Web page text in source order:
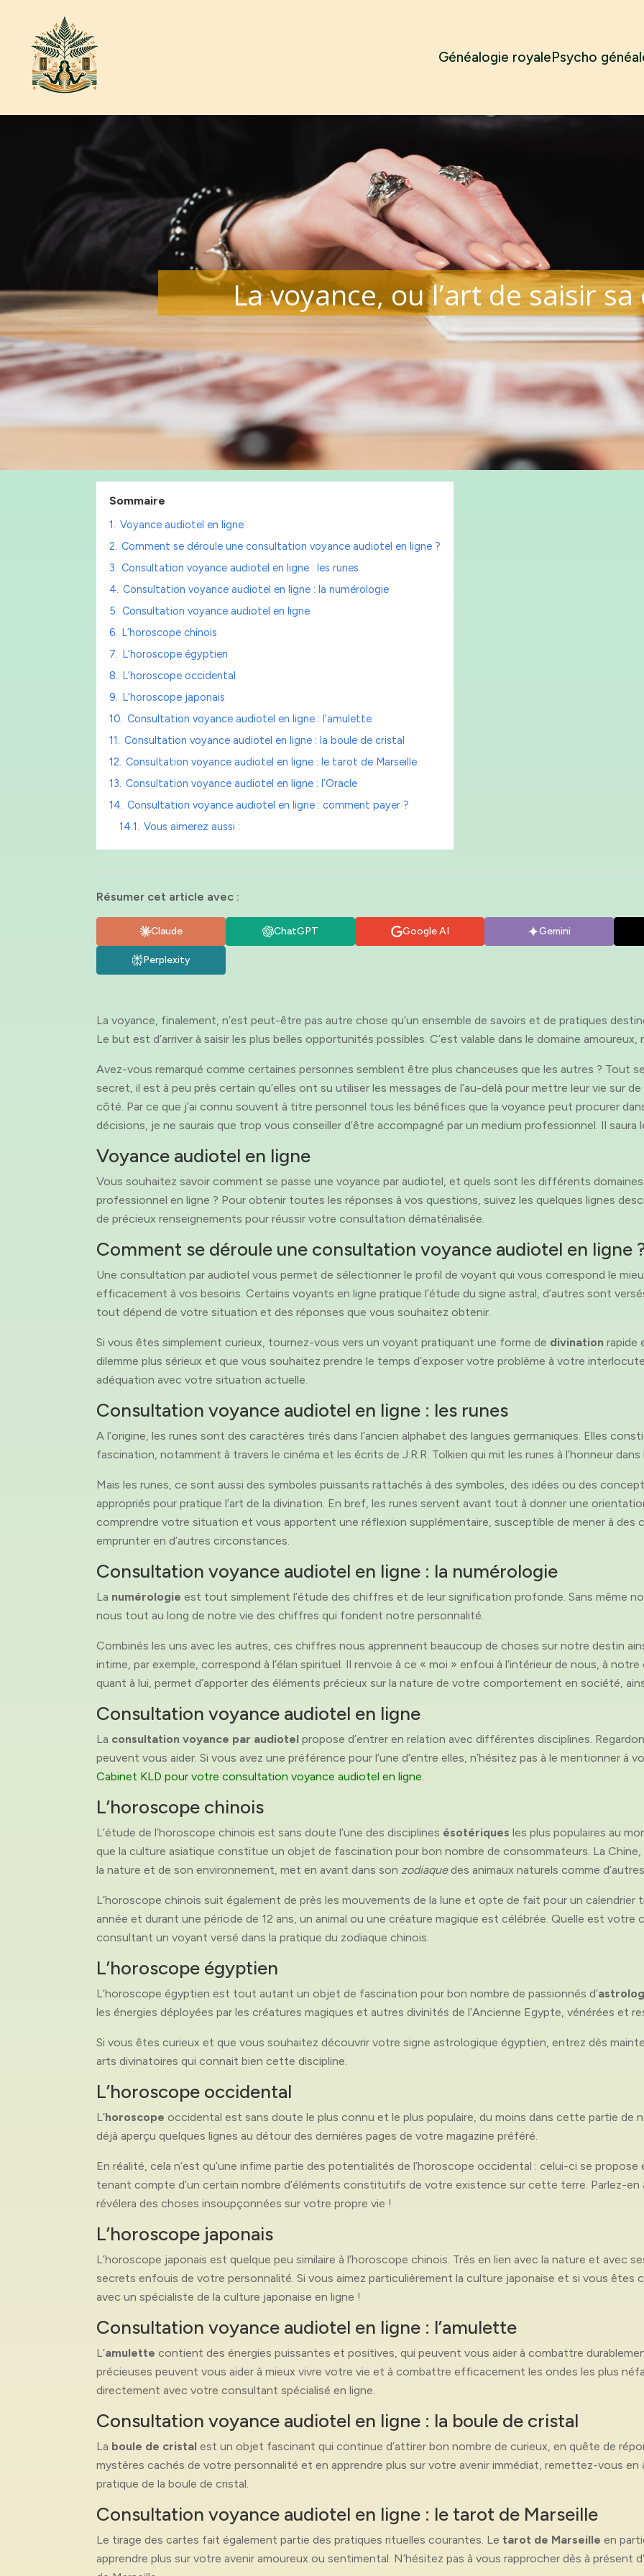
Généalogie royalePsycho
La voyance, ou l’art de saisir
Sommaire
1.
Voyance audiotel en ligne
2. Comment se déroule une consultation voyance audiotel en ligne ?
3. Consultation voyance audiotel en ligne : les runes
4. Consultation voyance audiotel en ligne : la numérologie
5. Consultation voyance audiotel en ligne
6. L’horoscope chinois
7.
L’horoscope égyptien
8.
L’horoscope occidental
9.
L’horoscope japonais
10. Consultation voyance audiotel en ligne : l’amulette
11.
Consultation voyance audiotel en ligne : la boule de cristal
12. Consultation voyance audiotel en ligne : le tarot de Marseille
13. Consultation voyance audiotel en ligne : l’Oracle
14. Consultation voyance audiotel en ligne : comment payer ?
14.1.
Vous aimerez aussi :
Résumer cet article avec :
Claude ChatGPT Google AI Gemini
Perplexity
La voyance, finalement, n’est peut-être pas autre chose qu’un ensemble de savoirs et de pratiques
Le but est d’arriver à saisir les plus belles opportunités possibles. C’est valable dans le domaine
Avez-vous remarqué comme certaines personnes semblent être plus chanceuses que les autres ? Tout
secret, il est à peu près certain qu’elles ont su utiliser les messages de l’au-delà pour mettre leur vie sur
côté. Par ce que j’ai connu souvent à titre personnel tous les bénéfices que la voyance peut procurer
décisions, je ne saurais que trop vous conseiller d’être accompagné par un medium professionnel. Il
Voyance audiotel en ligne
Vous souhaitez savoir comment se passe une voyance par audiotel, et quels sont les différents
professionnel en ligne ? Pour obtenir toutes les réponses à vos questions, suivez les quelques lignes
de précieux renseignements pour réussir votre consultation dématérialisée.
Comment se déroule une consultation voyance audiotel en ligne
Une consultation par audiotel vous permet de sélectionner le profil de voyant qui vous correspond le
efficacement à vos besoins. Certains voyants en ligne pratique l’étude du signe astral, d’autres sont
tout dépend de votre situation et des réponses que vous souhaitez obtenir.
Si vous êtes simplement curieux, tournez-vous vers un voyant pratiquant une forme de divinationrapide
dilemme plus sérieux et que vous souhaitez prendre le temps d’exposer votre problème à votre
adéquation avec votre situation actuelle.
Consultation voyance audiotel en ligne : les runes
A l’origine, les runes sont des caractères tirés dans l’ancien alphabet des langues germaniques. Elles
fascination, notamment à travers le cinéma et les écrits de J.R.R. Tolkien qui mit les runes à l’honneur
Mais les runes, ce sont aussi des symboles puissants rattachés à des symboles, des idées ou des
appropriés pour pratique l’art de la divination. En bref, les runes servent avant tout à donner une
comprendre votre situation et vous apportent une réflexion supplémentaire, susceptible de mener à des
emprunter en d’autres circonstances.
Consultation voyance audiotel en ligne : la numérologie
La numérologie est tout simplement l’étude des chiffres et de leur signification profonde. Sans même
nous tout au long de notre vie des chiffres qui fondent notre personnalité.
Combinés les uns avec les autres, ces chiffres nous apprennent beaucoup de choses sur notre destin
intime, par exemple, correspond à l’élan spirituel. Il renvoie à ce « moi » enfoui à l’intérieur de nous, à
quant à lui, permet d’apporter des éléments précieux sur la nature de votre comportement en société,
Consultation voyance audiotel en ligne
La consultation voyance par audiotel propose d’entrer en relation avec différentes disciplines.
peuvent vous aider. Si vous avez une préférence pour l’une d’entre elles, n’hésitez pas à le mentionner à
Cabinet KLD pour votre consultation voyance audiotel en ligne
L’horoscope chinois
L’étude de l’horoscope chinois est sans doute l’une des disciplines ésotériquesles plus populaires au
que la culture asiatique constitue un objet de fascination pour bon nombre de consommateurs. La
la nature et de son environnement, met en avant dans son zodiaquedes animaux naturels comme
L’horoscope chinois suit également de près les mouvements de la lune et opte de fait pour un
année et durant une période de 12 ans, un animal ou une créature magique est célébrée. Quelle est votre
consultant un voyant versé dans la pratique du zodiaque chinois.
L’horoscope égyptien
L’horoscope égyptien est tout autant un objet de fascination pour bon nombre de passionnés d’
les énergies déployées par les créatures magiques et autres divinités de l’Ancienne Egypte, vénérées et
Si vous êtes curieux et que vous souhaitez découvrir votre signe astrologique égyptien, entrez dès
arts divinatoires qui connait bien cette discipline.
L’horoscope occidental
L’horoscope occidental est sans doute le plus connu et le plus populaire, du moins dans cette partie de
déjà aperçu quelques lignes au détour des dernières pages de votre magazine préféré.
En réalité, cela n’est qu’une infime partie des potentialités de l’horoscope occidental : celui-ci se
tenant compte d’un certain nombre d’éléments constitutifs de votre existence sur cette terre. Parlez-
révélera des choses insoupçonnées sur votre propre vie !
L’horoscope japonais
L’horoscope japonais est quelque peu similaire à l’horoscope chinois. Très en lien avec la nature et avec
secrets enfouis de votre personnalité. Si vous aimez particulièrement la culture japonaise et si vous êtes
avec un spécialiste de la culture japonaise en ligne !
Consultation voyance audiotel en ligne : l’amulette
L’amulettecontient des énergies puissantes et positives, qui peuvent vous aider à combattre
précieuses peuvent vous aider à mieux vivre votre vie et à combattre efficacement les ondes les plus
directement avec votre consultant spécialisé en ligne.
Consultation voyance audiotel en ligne : la boule de cristal
La boule de cristal est un objet fascinant qui continue d’attirer bon nombre de curieux, en quête de
mystères cachés de votre personnalité et en apprendre plus sur votre avenir immédiat, remettez-vous en
pratique de la boule de cristal.
Consultation voyance audiotel en ligne : le tarot de Marseille
Le tirage des cartes fait également partie des pratiques rituelles courantes. Le tarot de Marseille en
apprendre plus sur votre avenir amoureux ou sentimental. N’hésitez pas à vous rapprocher dès à présent